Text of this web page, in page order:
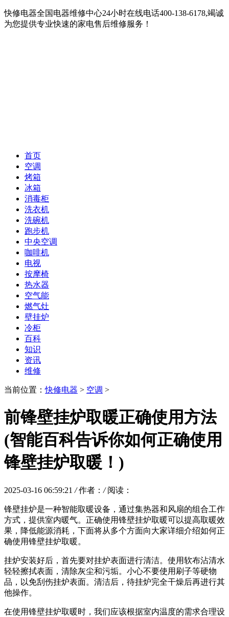
快修电器全国电器维修中心24小时在线电话400-138-6178,竭诚
为您提供专业快速的家电售后维修服务！
首页
空调
烤箱
冰箱
消毒柜
洗衣机
洗碗机
跑步机
中央空调
咖啡机
电视
按摩椅
热水器
空气能
燃气灶
壁挂炉
冷柜
百科
知识
资讯
维修
当前位置：快修电器 > 空调 >
前锋壁挂炉取暖正确使用方法
(智能百科告诉你如何正确使用
锋壁挂炉取暖！)
2025-03-16 06:59:21 / 作者： / 阅读：
锋壁挂炉是一种智能取暖设备，通过集热器和风扇的组合工作
方式，提供室内暖气。正确使用锋壁挂炉取暖可以提高取暖效
果，降低能源消耗，下面将从多个方面向大家详细介绍如何正
确使用锋壁挂炉取暖。
挂炉安装好后，首先要对挂炉表面进行清洁。使用软布沾清水
轻轻擦拭表面，清除灰尘和污垢。小心不要使用刷子等硬物
品，以免刮伤挂炉表面。清洁后，待挂炉完全干燥后再进行其
他操作。
在使用锋壁挂炉取暖时，我们应该根据室内温度的需求合理设